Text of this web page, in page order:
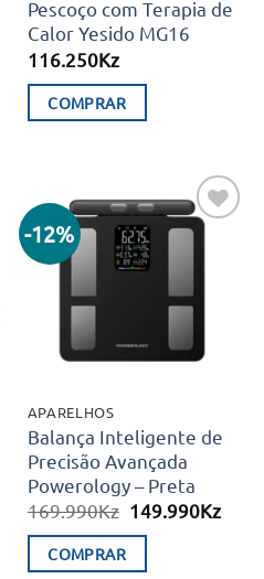
Pescoço com Terapia de
Calor Yesido MG16
116.250Kz
COMPRAR
-12%
Adicionar
APARELHOS
Balança Inteligente de
Precisão Avançada
Powerology – Preta
169.990Kz O
era:
149.990KzO
COMPRAR